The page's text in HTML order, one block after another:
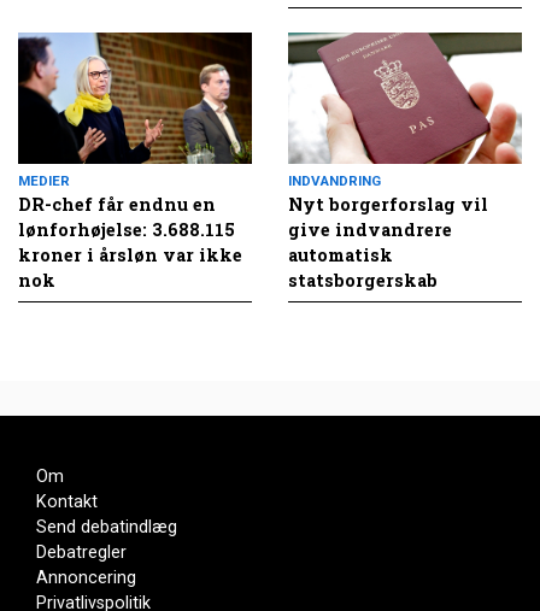
MEDIER
DR-chef får endnu en
lønforhøjelse: 3.688.115
kroner i årsløn var ikke
nok
INDVANDRING
Nyt borgerforslag vil
give indvandrere
automatisk
statsborgerskab
Om
Kontakt
Send debatindlæg
Debatregler
Annoncering
Privatlivspolitik